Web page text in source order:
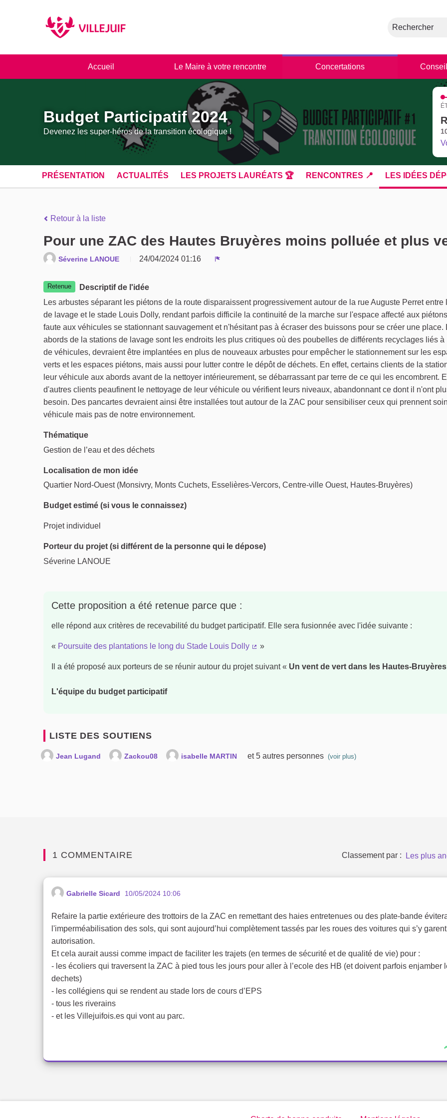
Rechercher
Accueil Le Maire à votre rencontre Concertations
Budget Participatif 2024
Devenez les super-héros de la transition écologique !
PRÉSENTATION ACTUALITÉS LES PROJETS LAURÉATS 🏆 RENCONTRES 📍 LES IDÉES
Retour à la liste
Pour une ZAC des Hautes Bruyères moins polluée et plus
Séverine LANOUE
24/04/2024 01:16
Retenue
Descriptif de l'idée
Les arbustes séparant les piétons de la route disparaissent progressivement autour de la rue Auguste Perret entre
de lavage et le stade Louis Dolly, rendant parfois difficile la continuité de la marche sur l'espace affecté aux
faute aux véhicules se stationnant sauvagement et n'hésitant pas à écraser des buissons pour se créer une place.
abords de la stations de lavage sont les endroits les plus critiques où des poubelles de différents recyclages liés à
de véhicules, devraient être implantées en plus de nouveaux arbustes pour empêcher le stationnement sur les
verts et les espaces piétons, mais aussi pour lutter contre le dépôt de déchets. En effet, certains clients de la
leur véhicule aux abords avant de la nettoyer intérieurement, se débarrassant par terre de ce qui les encombrent.
d'autres clients peaufinent le nettoyage de leur véhicule ou vérifient leurs niveaux, abandonnant ce dont il n'ont
besoin. Des pancartes devraient ainsi être installées tout autour de la ZAC pour sensibiliser ceux qui prennent
véhicule mais pas de notre environnement.
Thématique
Gestion de l’eau et des déchets
Localisation de mon idée
Quartier Nord-Ouest (Monsivry, Monts Cuchets, Esselières-Vercors, Centre-ville Ouest, Hautes-Bruyères)
Budget estimé (si vous le connaissez)
Projet individuel
Porteur du projet (si différent de la personne qui le dépose)
Séverine LANOUE
Cette proposition a été retenue parce que :
elle répond aux critères de recevabilité du budget participatif. Elle sera fusionnée avec l'idée suivante :
« Poursuite des plantations le long du Stade Louis Dolly
»
Il a été proposé aux porteurs de se réunir autour du projet suivant « Un vent de vert dans les Hautes-Bruyères
L'équipe du budget participatif
LISTE DES SOUTIENS
Jean Lugand Zackou08 isabelle MARTIN et 5 autres personnes (voir plus)
1 COMMENTAIRE Classement par : Les plus
Gabrielle Sicard 10/05/2024 10:06
Refaire la partie extérieure des trottoirs de la ZAC en remettant des haies entretenues ou des plate-bande
l'imperméabilisation des sols, qui sont aujourd’hui complètement tassés par les roues des voitures qui s’y
autorisation.
Et cela aurait aussi comme impact de faciliter les trajets (en termes de sécurité et de qualité de vie) pour :
- les écoliers qui traversent la ZAC à pied tous les jours pour aller à l’ecole des HB (et doivent parfois enjamber
dechets)
- les collégiens qui se rendent au stade lors de cours d’EPS
- tous les riverains
- et les Villejuifois.es qui vont au parc.